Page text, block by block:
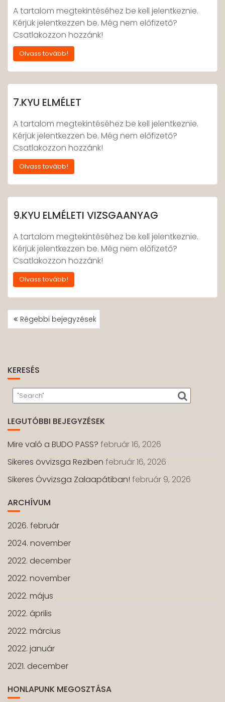
A tartalom megtekintéséhez be kell jelentkeznie.
Kérjük jelentkezzen be. Még nem előfizető?
Csatlakozzon hozzánk!
Olvass tovább!
7.KYU ELMÉLET
A tartalom megtekintéséhez be kell jelentkeznie.
Kérjük jelentkezzen be. Még nem előfizető?
Csatlakozzon hozzánk!
Olvass tovább!
9.KYU ELMÉLETI VIZSGAANYAG
A tartalom megtekintéséhez be kell jelentkeznie.
Kérjük jelentkezzen be. Még nem előfizető?
Csatlakozzon hozzánk!
Olvass tovább!
BEJEGYZÉS
NAVIGÁCIÓ
Régebbi bejegyzések
KERESÉS
LEGUTÓBBI BEJEGYZÉSEK
Mire való a BUDO PASS? február 16, 2026
Sikeres övvizsga Reziben február 16, 2026
Sikeres Övvizsga Zalaapátiban! február 9, 2026
ARCHÍVUM
2026. február
2024. november
2022. december
2022. november
2022. május
2022. április
2022. március
2022. január
2021. december
HONLAPUNK MEGOSZTÁSA